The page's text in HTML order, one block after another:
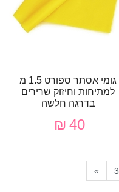
גומי אסתר ספורט 1.5 מ
למתיחות וחיזוק שרירים
בדרגה חלשה
40 ₪
3
»